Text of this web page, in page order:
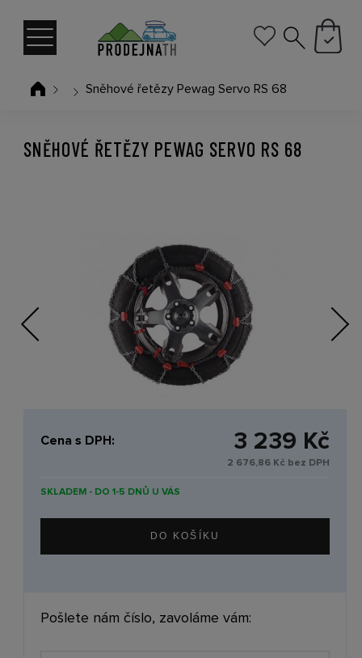
Sněhové řetězy Pewag Servo RS 68
Previous Next
SNĚHOVÉ ŘETĚZY PEWAG SERVO RS 68
Cena s DPH: 3 239 Kč
2 676,86 Kč bez DPH
SKLADEM - DO 1-5 DNŮ U VÁS
Pošlete nám číslo, zavoláme vám: